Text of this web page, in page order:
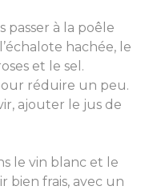
passer à la poêle
hachée, le
et le sel.
réduire un peu.
ajouter le jus de
le vin blanc et le
bien frais, avec un